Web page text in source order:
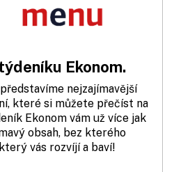
Ekonom.
nejzajímavější
které si můžete přečíst na
Ekonom vám už více jak
obsah, bez kterého
vás rozvíjí a baví!